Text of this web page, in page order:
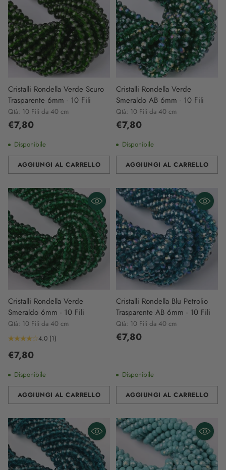
Cristalli Rondella Verde Scuro
Trasparente 6mm - 10 Fili
Qtà: 10 Fili da 40 cm
€7,80
Disponibile
AGGIUNGI AL CARRELLO
Quantità
Cristalli Rondella Verde
Smeraldo AB 6mm - 10 Fili
Qtà: 10 Fili da 40 cm
€7,80
Disponibile
AGGIUNGI AL CARRELLO
Quantità
Cristalli Rondella Verde
Smeraldo 6mm - 10 Fili
Qtà: 10 Fili da 40 cm
4.0 (1)
€7,80
Disponibile
AGGIUNGI AL CARRELLO
Quantità
Cristalli Rondella Blu Petrolio
Trasparente AB 6mm - 10 Fili
Qtà: 10 Fili da 40 cm
€7,80
Disponibile
AGGIUNGI AL CARRELLO
Quantità